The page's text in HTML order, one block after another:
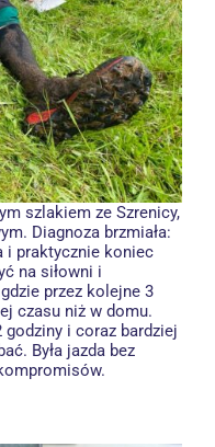
szlakiem ze Szrenicy,
Diagnoza brzmiała:
i praktycznie koniec
na siłowni i
przez kolejne 3
czasu niż w domu.
godziny i coraz bardziej
Była jazda bez